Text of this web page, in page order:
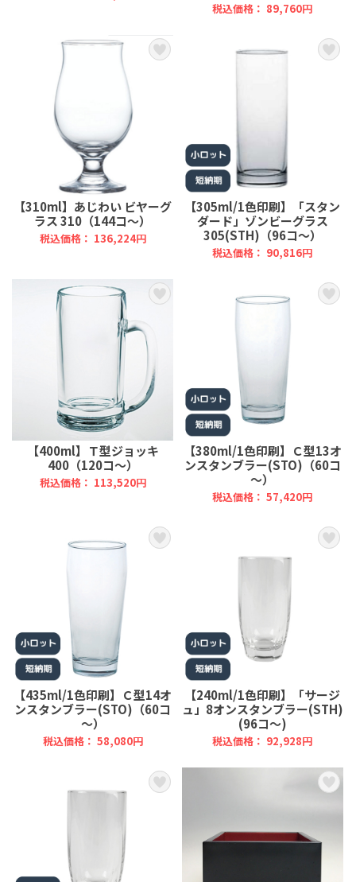
税込価格： 89,760円
【310ml】あじわい ビヤーグ
ラス 310（144コ～）
税込価格： 136,224円
【305ml/1色印刷】「スタン
ダード」ゾンビーグラス
305(STH)（96コ～）
税込価格： 90,816円
【400ml】Ｔ型ジョッキ
400（120コ～）
税込価格： 113,520円
【380ml/1色印刷】Ｃ型13オ
ンスタンブラー(STO)（60コ
～）
税込価格： 57,420円
【435ml/1色印刷】Ｃ型14オ
ンスタンブラー(STO)（60コ
～）
税込価格： 58,080円
【240ml/1色印刷】「サージ
ュ」8オンスタンブラー(STH)
(96コ～)
税込価格： 92,928円